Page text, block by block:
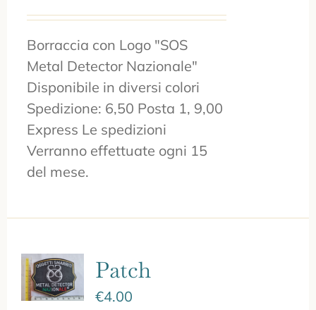
Borraccia con Logo "SOS
Metal Detector Nazionale"
Disponibile in diversi colori
Spedizione: 6,50 Posta 1, 9,00
Express Le spedizioni
Verranno effettuate ogni 15
del mese.
Patch
€4.00